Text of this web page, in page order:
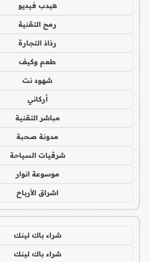
هيدب فيديو
رمح التقنية
رذاذ التجارة
طعم وكيف
شهود نت
أركاني
مباشر التقنية
مدونة صحبة
شرقيات السياحة
موسوعة انوار
اشراق الأرباح
شراء باك لينك
شراء باك لينك